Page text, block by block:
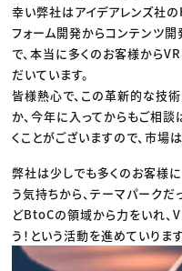
幸い弊社はアイデアレンズ社
フォーム開発からコンテンツ
で、本当に多くのお客様から
だいています。
皆様熱心で、この革新的な技
か、今年に入ってからもご相
くことがございますので、市場
弊社は少しでも多くのお客様
う気持ちから、テーマパークだ
どBtoCの領域から力をいれ、
う！という活動を進めていります